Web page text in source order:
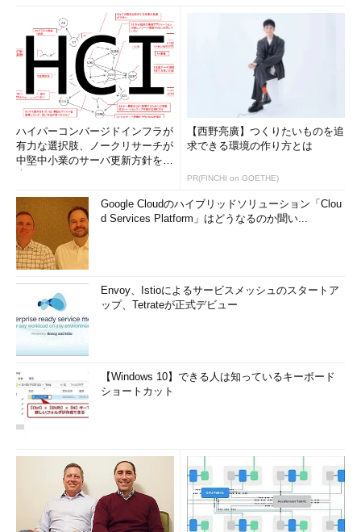
「ワイヤースピード」
という語句が書かれて
いますが、特にスイッ
チにおいては「ストア
アンドフォワード」や
「カットスルー」とい
う語句が必ず出ますか
てまとめてください。
なっているようです
が、MACアドレスとペ
のでしょうか？
下図のようにスイッチ
ハイパーコンバージドインフラが
有力な選択肢、ノークリサーチが
中堅中小業のサーバ更新方針を調
【西野亮廣】つくりたいものを追
求できる環境の作り方とは
PR(FINCHI on GOETHE)
Google Cloudのハイブリッドソリューション「Clou
d Services Platform」はどうなるのか聞い...
Envoy、Istioによるサービスメッシュのスタートア
ップ、Tetrateが正式デビュー
【Windows 10】できる人は知っているキーボード
ショートカット